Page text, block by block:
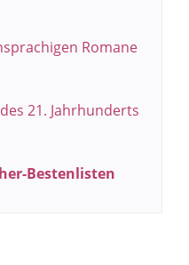
Romane
21. Jahrhunderts
Bestenlisten